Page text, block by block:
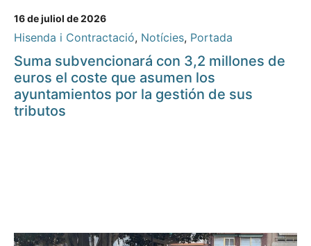
16 de juliol de 2026
Hisenda i Contractació, Notícies, Portada
Suma subvencionará con 3,2 millones de
euros el coste que asumen los
ayuntamientos por la gestión de sus
tributos